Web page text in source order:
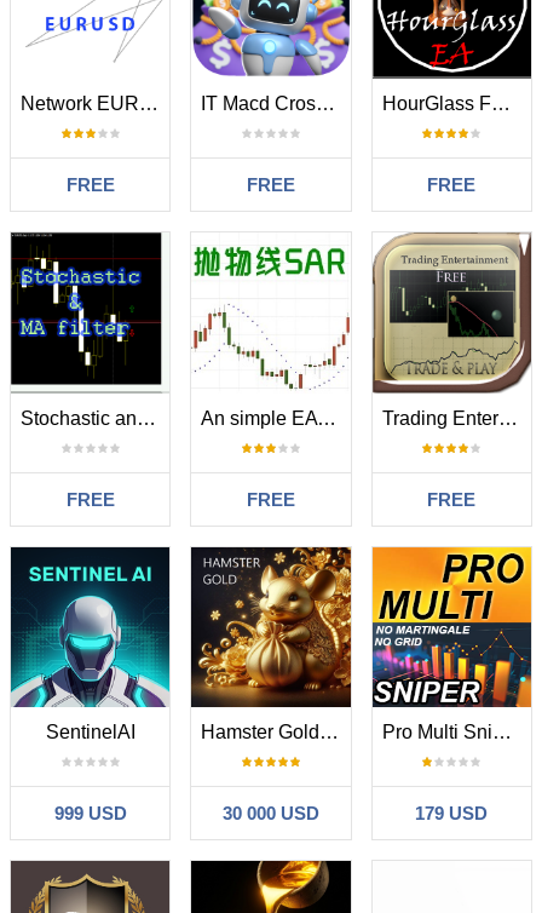
Network EURUSD
FREE
IT Macd Crossover EA
FREE
HourGlass FREE
FREE
Stochastic and MA filter
FREE
An simple EA based sar indicator
FREE
Trading Entertainment Free
FREE
SentinelAI
999 USD
Hamster Gold Trading
30 000 USD
Pro Multi Sniper mp
179 USD